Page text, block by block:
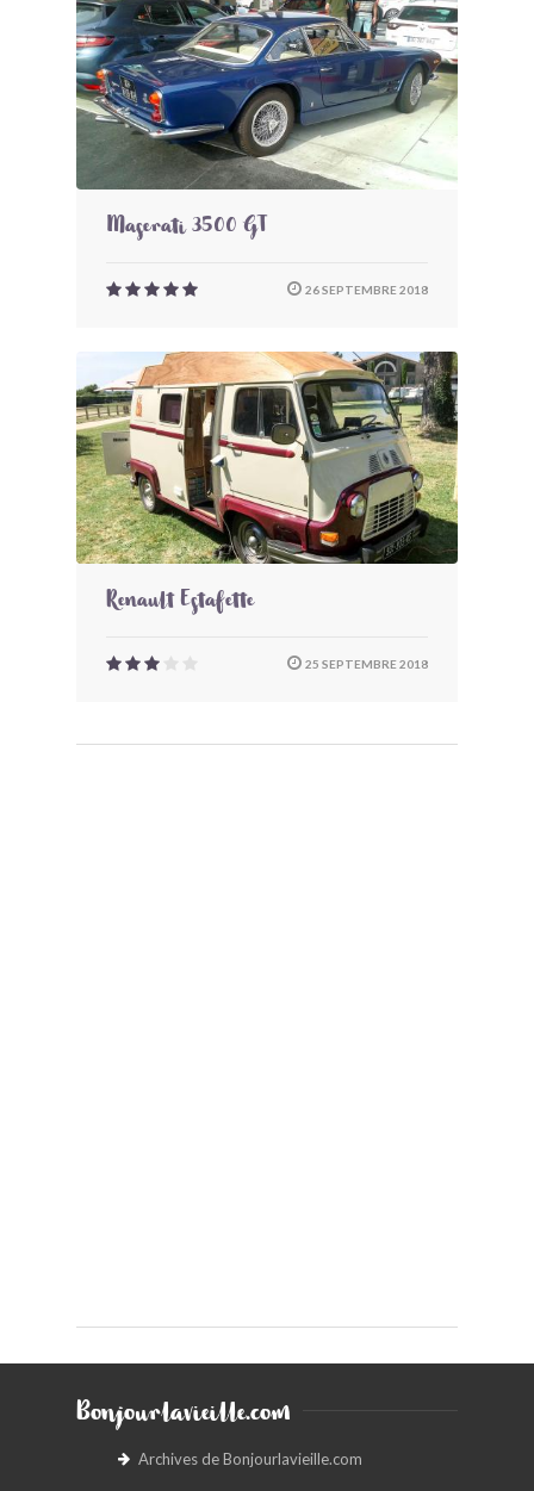
Maserati 3500 GT
26 SEPTEMBRE 2018
Renault Estafette
25 SEPTEMBRE 2018
Bonjourlavieille.com
Archives de Bonjourlavieille.com